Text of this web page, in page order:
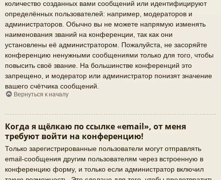
количество созданных вами сообщений или идентифицируют
определённых пользователей: например, модераторов и
администраторов. Обычно вы не можете напрямую изменять
наименования званий на конференции, так как они
установлены её администратором. Пожалуйста, не засоряйте
конференцию ненужными сообщениями только для того, чтобы
повысить своё звание. На большинстве конференций это
запрещено, и модератор или администратор понизят значение
вашего счётчика сообщений.
Вернуться к началу
Когда я щёлкаю по ссылке «email», от меня
требуют войти на конференцию!
Только зарегистрированные пользователи могут отправлять
email-сообщения другим пользователям через встроенную в
конференцию форму, и только если администратор включил